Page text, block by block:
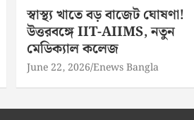
স্বাস্থ্য খাতে বড় বাজেট ঘোষণা!
উত্তরবঙ্গে IIT-AIIMS, নতুন
মেডিক্যাল কলেজ
June 22, 2026 Enews Bangla